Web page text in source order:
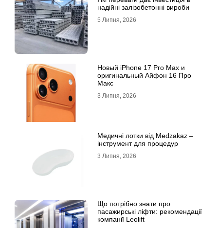
надійні залізобетонні вироби
5 Липня, 2026
Новый iPhone 17 Pro Max и
оригинальный Айфон 16 Про
Макс
3 Липня, 2026
Медичні лотки від Medzakaz –
інструмент для процедур
3 Липня, 2026
Що потрібно знати про
пасажирські ліфти: рекомендації
компанії Leolift